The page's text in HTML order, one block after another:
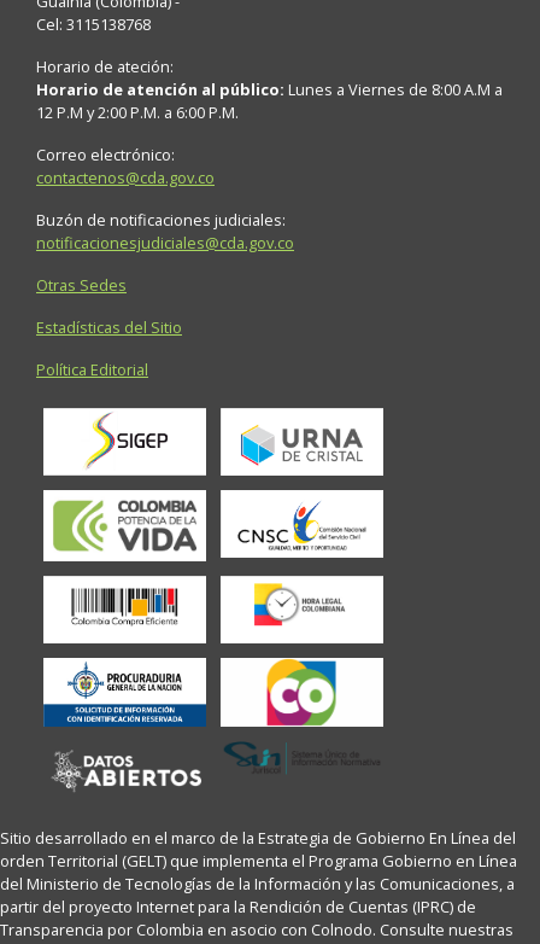
Cel: 3115138768
Horario de ateción:
Horario de atención al público: Lunes a Viernes de 8:00 A.M a
12 P.M y 2:00 P.M. a 6:00 P.M.
Correo electrónico:
contactenos@cda.gov.co
Buzón de notificaciones judiciales:
notificacionesjudiciales@cda.gov.co
Otras Sedes
Estadísticas del Sitio
Política Editorial
Sitio desarrollado en el marco de la Estrategia de Gobierno En Línea del
orden Territorial (GELT) que implementa el Programa Gobierno en Línea
del Ministerio de Tecnologías de la Información y las Comunicaciones, a
partir del proyecto Internet para la Rendición de Cuentas (IPRC) de
Transparencia por Colombia en asocio con Colnodo. Consulte nuestras